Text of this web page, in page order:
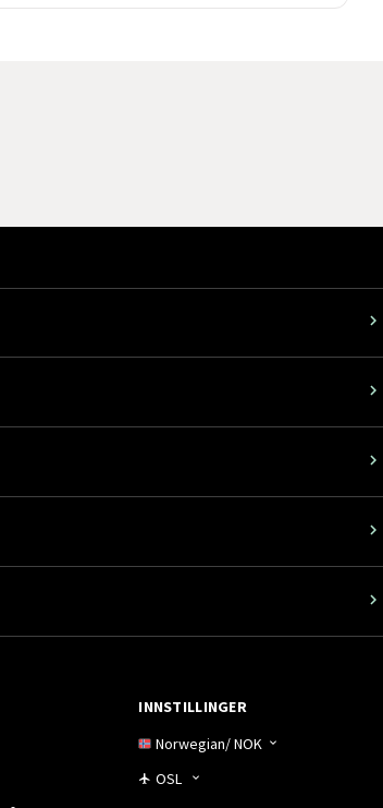
INNSTILLINGER
Norwegian/NOK
OSL